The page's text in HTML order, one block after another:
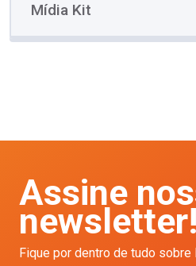
Mídia Kit
Assine
newsletter!
Fique por dentro de tudo